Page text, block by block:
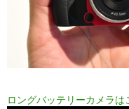
ロングバッテリーカメラ